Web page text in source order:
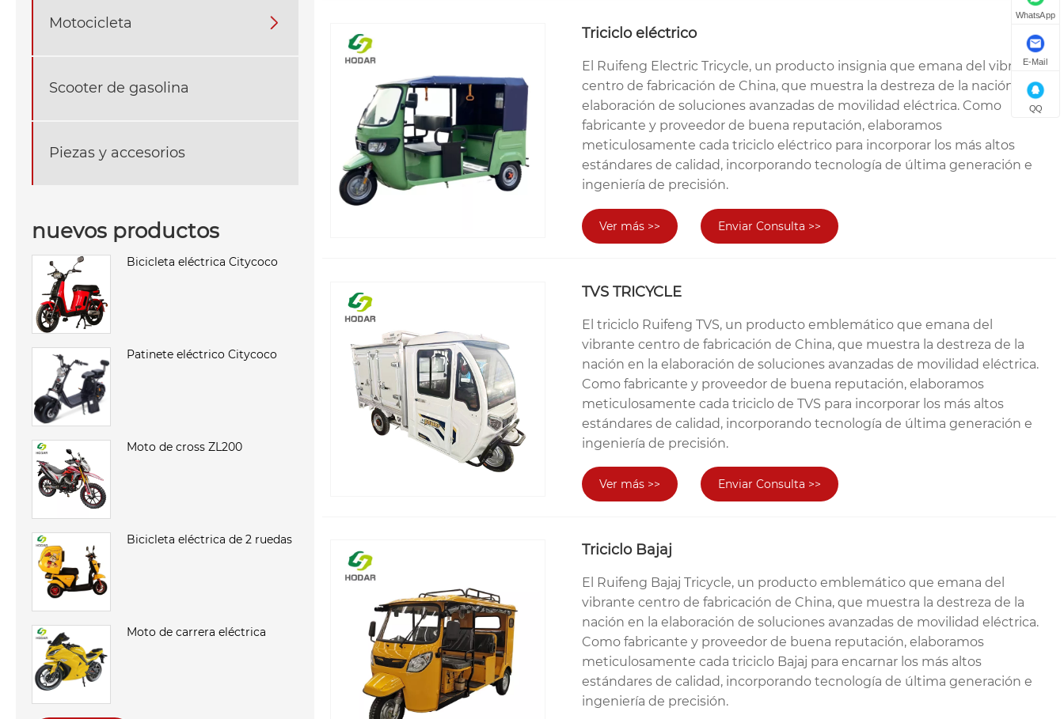
Motocicleta 
Scooter de gasolina
Piezas y accesorios
nuevos productos
Bicicleta eléctrica Citycoco
Patinete eléctrico Citycoco
Moto de cross ZL200
Bicicleta eléctrica de 2 ruedas
Moto de carrera eléctrica
Triciclo eléctrico
El Ruifeng Electric Tricycle, un producto insignia que emana del vibrante
centro de fabricación de China, que muestra la destreza de la nación en la
elaboración de soluciones avanzadas de movilidad eléctrica. Como
fabricante y proveedor de buena reputación, elaboramos
meticulosamente cada triciclo eléctrico para incorporar los más altos
estándares de calidad, incorporando tecnología de última generación e
ingeniería de precisión.
Ver más >> Enviar Consulta >>
TVS TRICYCLE
El triciclo Ruifeng TVS, un producto emblemático que emana del
vibrante centro de fabricación de China, que muestra la destreza de la
nación en la elaboración de soluciones avanzadas de movilidad eléctrica.
Como fabricante y proveedor de buena reputación, elaboramos
meticulosamente cada triciclo de TVS para incorporar los más altos
estándares de calidad, incorporando tecnología de última generación e
ingeniería de precisión.
Ver más >> Enviar Consulta >>
Triciclo Bajaj
El Ruifeng Bajaj Tricycle, un producto emblemático que emana del
vibrante centro de fabricación de China, que muestra la destreza de la
nación en la elaboración de soluciones avanzadas de movilidad eléctrica.
Como fabricante y proveedor de buena reputación, elaboramos
meticulosamente cada triciclo Bajaj para encarnar los más altos
estándares de calidad, incorporando tecnología de última generación e
ingeniería de precisión.
WhatsApp
E-Mail
QQ